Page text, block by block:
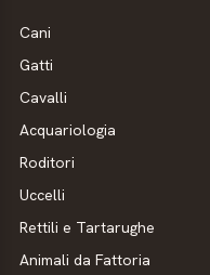
Cani
Gatti
Cavalli
Acquariologia
Roditori
Uccelli
Rettili e Tartarughe
Animali da Fattoria